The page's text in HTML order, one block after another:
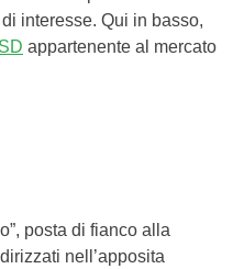
interesse. Qui in basso,
appartenente al mercato
posta di fianco alla
nell’apposita